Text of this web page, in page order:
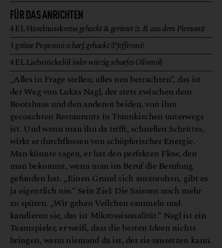
„Alles in Frage stellen, alles neu betrachten“, das ist
der Weg von Lukas Nagl, der stets zwischen dem
Bootshaus und den anderen beiden, von ihm
gecoachten Restaurants in Traunkirchen unterwegs
ist. Und wenn man ihn da trifft, schnellen Schrittes,
wirkt er durchflossen von schöpferischer Energie.
Man könnte sagen, er hat den perfekten Flow, den
man bekommt, wenn man im Beruf die Berufung
gefunden hat. „Einen Grund sich auszuruhen, gibt es
ja eigentlich nie.“ Sein Ziel: Die Saisons noch mehr
zu spüren. „Wir gehen Veilchen sammeln und
kandieren sie, das ist Mikrosaisonalität.“ Nagl ist ein
Teamspieler, er weiß, dass die besten Ideen nichts
bringen, wenn niemand da ist, der sie umsetzen kann.
FÜR DAS ANRICHTEN
4ELHaselnusskernegehackt & geröstet (z. B. aus dem Piemont)
1 grüne Peperonischarf, gehackt (Pfefferoni)
4ELLiebstöckelöl (oder würzig scharfes Olivenöl)